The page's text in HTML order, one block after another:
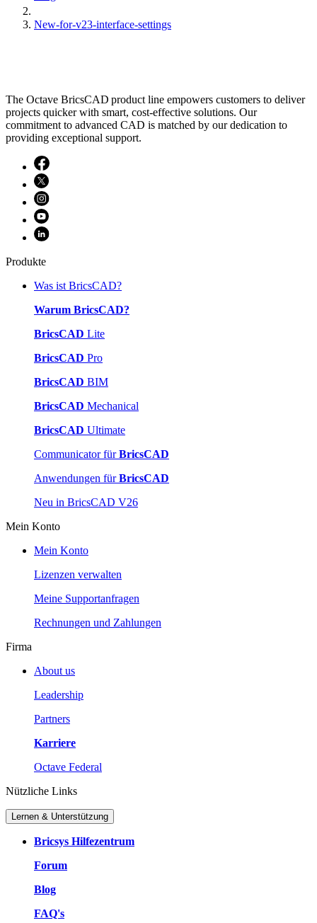
New-for-v23-interface-settings
The Octave BricsCAD product line empowers customers to deliver
projects quicker with smart, cost-effective solutions. Our
commitment to advanced CAD is matched by our dedication to
providing exceptional support.
Produkte
Was ist BricsCAD?
Warum BricsCAD?
BricsCAD Lite
BricsCAD Pro
BricsCAD BIM
BricsCAD Mechanical
BricsCAD Ultimate
Communicator fürBricsCAD
Anwendungen fürBricsCAD
Neu in BricsCAD V26
Mein Konto
Mein Konto
Lizenzen verwalten
Meine Supportanfragen
Rechnungen und Zahlungen
Firma
About us
Leadership
Partners
Karriere
Octave Federal
Nützliche Links
Lernen & Unterstützung
Bricsys Hilfezentrum
Forum
Blog
FAQ's